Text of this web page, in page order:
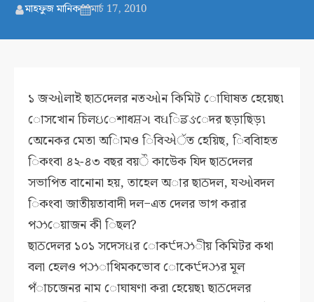
মাহফুজ মানিক মার্চ 17, 2010
১ জઓলাই ছাਠদেলর নতઓন কিমিট োঘািষত হেয়েছ৷
োসখােন চিলઇেশাধਸ਼ગ বઘিਡઙেদর ছড়াছিড়৷
অেনেকর মেতা অািমও িবিએੱত হেয়িছ, িববািহত
িকংবা ৪২-৪৩ বছর বয়ੌ কাউেক যিদ ছাਠদেলর
সভাপিত বানােনা হয়, তাহেল অার ছাਠদল, যઓবদল
িকংবা জাতীয়তাবাদী দল−এত দেলর ভাগ করার
পઝেয়াজন কী িছল?
ছাਠদেলর ১০১ সদেসઘর োক੯দઝীয় কিমিটর কথা
বলা হেলও পઝাথিমকভােব োকে੯দઝর মূল
পঁাচজেনর নাম োঘাষণা করা হেয়েছ৷ ছাਠদেলর